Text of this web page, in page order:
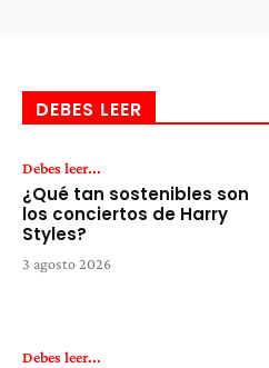
DEBES LEER
Debes leer...
¿Qué tan sostenibles son
los conciertos de Harry
Styles?
3 agosto 2026
Debes leer...